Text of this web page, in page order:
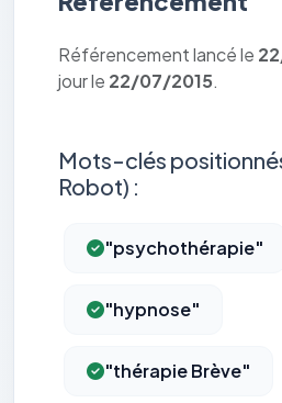
Référencement lancé le
jour le 22/07/2015.
Mots-clés
Robot) :
"psychothérapie"
"hypnose"
"thérapie Brève"